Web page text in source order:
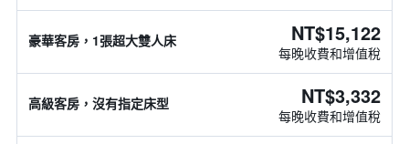
豪華客房，1張超大雙人床 NT$15,122
每晚收費和增值稅
高級客房，沒有指定床型 NT$3,332
每晚收費和增值稅